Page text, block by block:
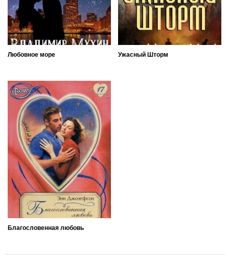
Любовное море Ужасный Шторм
Благословенная любовь